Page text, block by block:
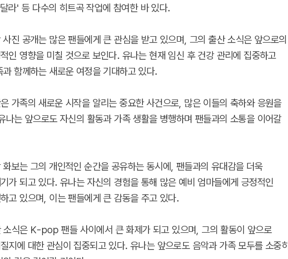
라' 등 다수의 히트곡 작업에 참여한 바 있다.
진 공개는 많은 팬들에게 큰 관심을 받고 있으며, 그의 출산 소식은 앞으로의
인 영향을 미칠 것으로 보인다. 유나는 현재 임신 후 건강 관리에 집중하고
과 함께하는 새로운 여정을 기대하고 있다.
가족의 새로운 시작을 알리는 중요한 사건으로, 많은 이들의 축하와 응원을
나는 앞으로도 자신의 활동과 가족 생활을 병행하며 팬들과의 소통을 이어갈
화보는 그의 개인적인 순간을 공유하는 동시에, 팬들과의 유대감을 더욱
가 되고 있다. 유나는 자신의 경험을 통해 많은 예비 엄마들에게 긍정적인
고 있으며, 이는 팬들에게 큰 감동을 주고 있다.
소식은 K-pop 팬들 사이에서 큰 화제가 되고 있으며, 그의 활동이 앞으로
지에 대한 관심이 집중되고 있다. 유나는 앞으로도 음악과 가족 모두를 소중히